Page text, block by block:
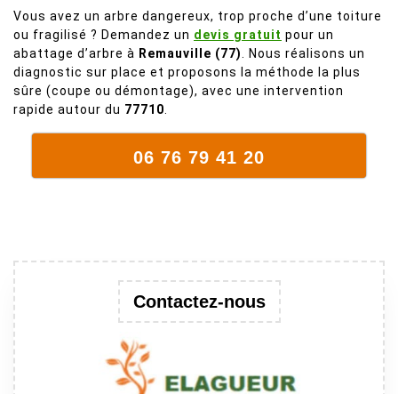
plein de bois
mort. C'est
délicat parce
que c'est un
donc
dangereuse.
connaissent
Vous avez un arbre dangereux, trop proche d’une toiture
ou fragilisé ? Demandez un devis gratuit pour un
abattage d’arbre à Remauville (77)
. Nous réalisons un
diagnostic sur place et proposons la méthode la plus
sûre (coupe ou démontage), avec une intervention
rapide autour du 77710
06 76 79 41 20
Contactez-nous